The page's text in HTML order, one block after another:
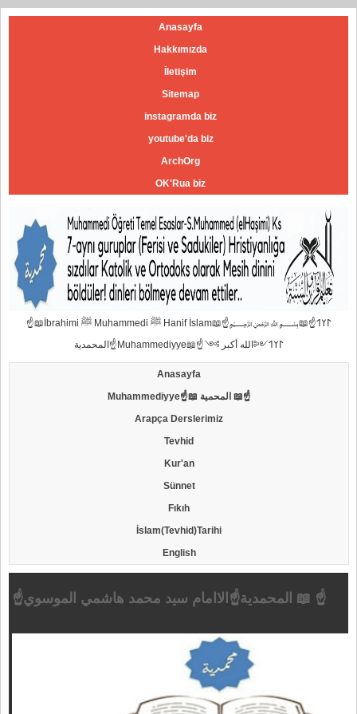
Anasayfa
Hakkımızda
İletişim
Sitemap
instagramda biz
youtube'da biz
ArchOrg
OK'Rua biz
☝📖İbrahimi ﷺ Muhammedi ﷺ Hanif İslam📖☝﷽𐰃𐰠𐰯☝📖
المحمدية☝Muhammediyye📖☝𐰃𐰠𐰯༺الله أكبر ༻
Anasayfa
Muhammediyye☝📖 المحمية 📖☝
Arapça Derslerimiz
Tevhid
Kur'an
Sünnet
Fıkıh
İslam(Tevhid)Tarihi
English
☝المحمدية☝الاامام سيد محمد هاشمي الموسوي 📖 ☝